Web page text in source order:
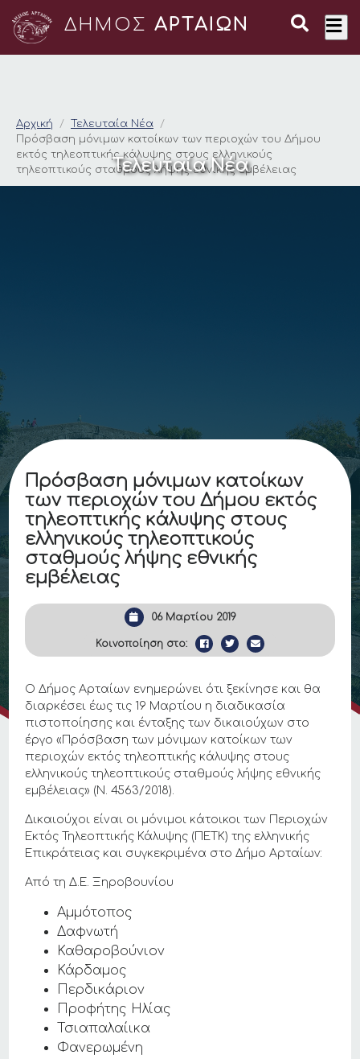
ΔΗΜΟΣ ΑΡΤΑΙΩΝ
Πρόσβαση μόνιμων
Αρχική
Τελευταία Νέα
Πρόσβαση μόνιμων κατοίκων των περιοχών του Δήμου
εκτός τηλεοπτικής κάλυψης στους ελληνικούς
τηλεοπτικούς σταθμούς λήψης εθνικής εμβέλειας
Τελευταία Νέα
Πρόσβαση μόνιμων κατοίκων
των περιοχών του Δήμου εκτός
τηλεοπτικής κάλυψης στους
ελληνικούς τηλεοπτικούς
σταθμούς λήψης εθνικής
εμβέλειας
06 Μαρτίου 2019
Κοινοποίηση στο:
Ο Δήμος Αρταίων ενημερώνει ότι ξεκίνησε και θα
διαρκέσει έως τις 19 Μαρτίου η διαδικασία
πιστοποίησης και ένταξης των δικαιούχων στο
έργο «Πρόσβαση των μόνιμων κατοίκων των
περιοχών εκτός τηλεοπτικής κάλυψης στους
ελληνικούς τηλεοπτικούς σταθμούς λήψης εθνικής
εμβέλειας» (Ν. 4563/2018).
Δικαιούχοι είναι οι μόνιμοι κάτοικοι των Περιοχών
Εκτός Τηλεοπτικής Κάλυψης (ΠΕΤΚ) της ελληνικής
Επικράτειας και συγκεκριμένα στο Δήμο Αρταίων:
Από τη Δ.Ε. Ξηροβουνίου
Αμμότοπος
Δαφνωτή
Καθαροβούνιον
Κάρδαμος
Περδικάριον
Προφήτης Ηλίας
Τσιαπαλαίικα
Φανερωμένη